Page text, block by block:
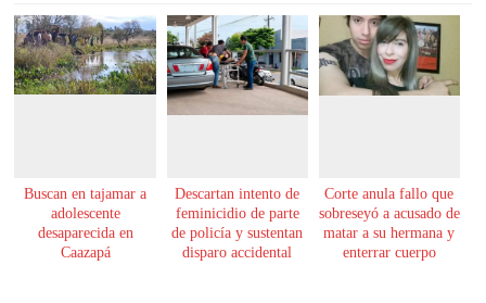
Buscan en tajamar a
adolescente
desaparecida en
Caazapá
Descartan intento de
feminicidio de parte
de policía y sustentan
disparo accidental
Corte anula fallo que
sobreseyó a acusado de
matar a su hermana y
enterrar cuerpo